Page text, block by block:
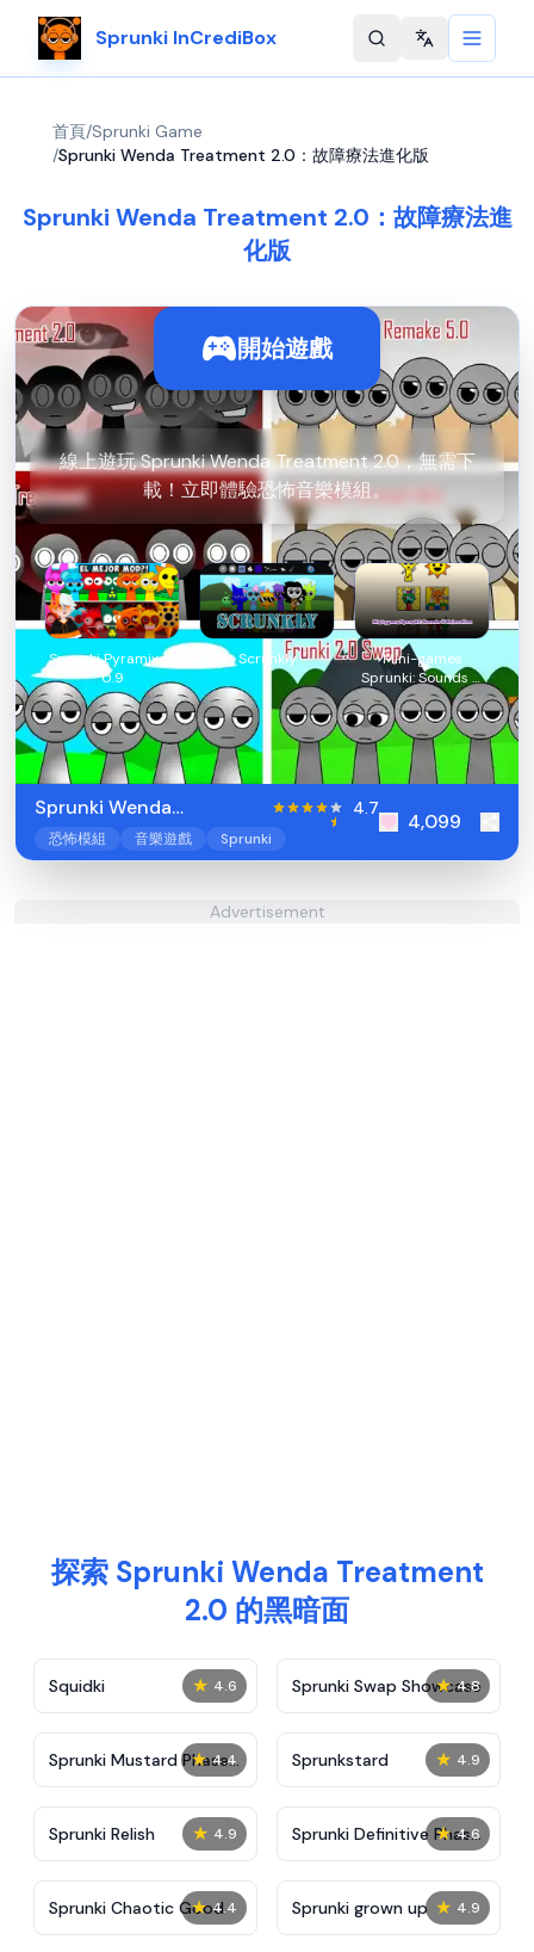
Sprunki InCrediBox Change
首頁/Sprunki Game
/Sprunki Wenda Treatment 2.0：故障療法進化版
Sprunki Wenda Treatment 2.0：故障療法進
化版
開始遊戲
線上遊玩 Sprunki Wenda Treatment 2.0，無需下
載！立即體驗恐怖音樂模組。
Sprunki Pyramixed
0.9
Scrunkly
Mini-games
Sprunki: Sounds &
Relaxation
Sprunki Wenda
Treatment 2.0
4.7
恐怖模組 音樂遊戲 Sprunki
4,099
Advertisement
探索 Sprunki Wenda Treatment
2.0 的黑暗面
★ 4.6
Squidki ★ 4.8
Sprunki Swap Showcase
★ 4.4
Sprunki Mustard Phase
2
★ 4.9
Sprunkstard
★ 4.9
Sprunki Relish ★ 4.6
Sprunki Definitive Phase
7
★ 4.4
Sprunki Chaotic Good ★ 4.9
Sprunki grown up